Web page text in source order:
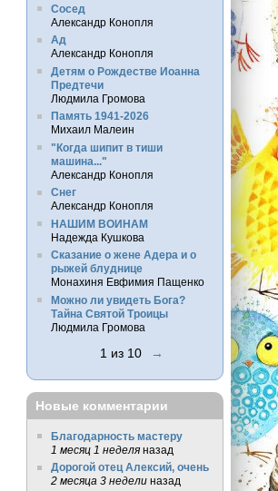
Сосед
Александр Конопля
Ад
Александр Конопля
Детям о Рождестве Иоанна
Предтечи
Людмила Громова
Память 1941-2026
Михаил Малеин
"Когда шипит в тиши
машина..."
Александр Конопля
Снег
Александр Конопля
НАШИМ ВОИНАМ
Надежда Кушкова
Сказание о жене Адера и о
рыжей блуднице
Монахиня Евфимия Пащенко
Можно ли увидеть Бога?
Тайна Святой Троицы
Людмила Громова
1 из 10 →
Новые комментарии
Благодарность мастеру
1 месяц 1 неделяназад
Дорогой отец Алексий, очень
2 месяца 3 неделиназад